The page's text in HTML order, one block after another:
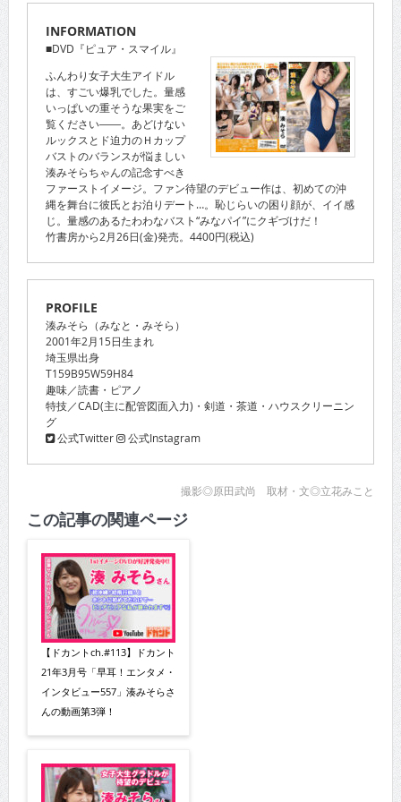
INFORMATION
■DVD『ピュア・スマイル』
ふんわり女子大生アイドル
は、すごい爆乳でした。量感
いっぱいの重そうな果実をご
覧ください――。あどけない
ルックスとド迫力のＨカップ
バストのバランスが悩ましい
湊みそらちゃんの記念すべき
ファーストイメージ。ファン待望のデビュー作は、初めての沖
縄を舞台に彼氏とお泊りデート…。恥じらいの困り顔が、イイ感
じ。量感のあるたわわなバスト“みなパイ”にクギづけだ！
竹書房から2月26日(金)発売。4400円(税込)
PROFILE
湊みそら（みなと・みそら）
2001年2月15日生まれ
埼玉県出身
T159B95W59H84
趣味／読書・ピアノ
特技／CAD(主に配管図面入力)・剣道・茶道・ハウスクリーニン
グ
公式Twitter
公式Instagram
撮影◎原田武尚 取材・文◎立花みこと
この記事の関連ページ
【ドカントch.#113】ドカント
21年3月号「早耳！エンタメ・
インタビュー557」湊みそらさ
んの動画第3弾！